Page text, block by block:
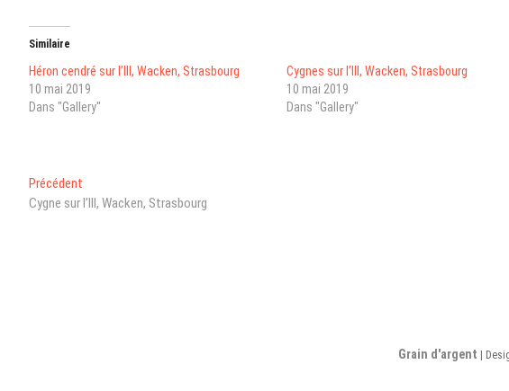
Similaire
Héron cendré sur l’Ill, Wacken, Strasbourg
10 mai 2019
Dans "Gallery"
Cygnes sur l’Ill, Wacken, Strasbourg
10 mai 2019
Dans "Gallery"
Navigation
de
Précédent
précédent
Cygne sur l’Ill, Wacken, Strasbourg
Grain d'argent |